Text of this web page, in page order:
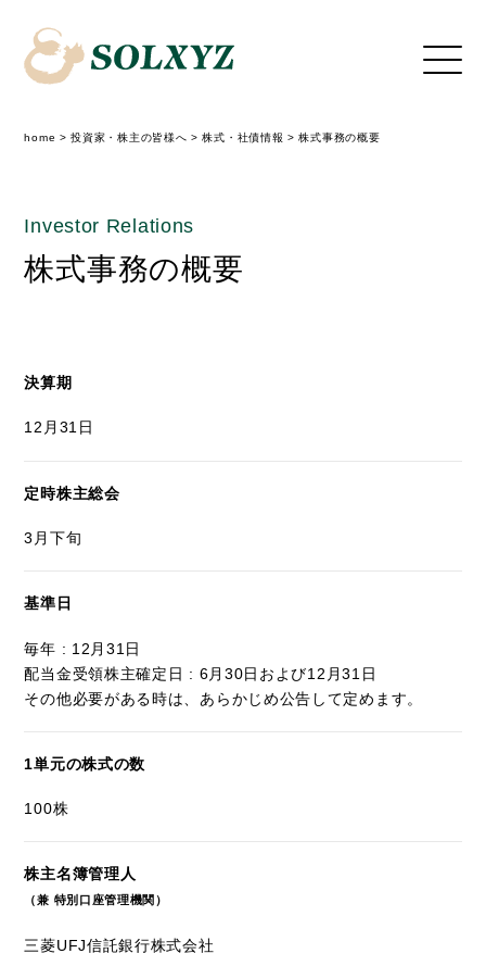
home >投資家・株主の皆様へ >株式・社債情報 >株式事務の概要
Investor Relations
株式事務の概要
決算期
12月31日
定時株主総会
3月下旬
基準日
毎年 : 12月31日
配当金受領株主確定日 : 6月30日および12月31日
その他必要がある時は、あらかじめ公告して定めます。
1単元の株式の数
100株
株主名簿管理人
（兼 特別口座管理機関）
三菱UFJ信託銀行株式会社